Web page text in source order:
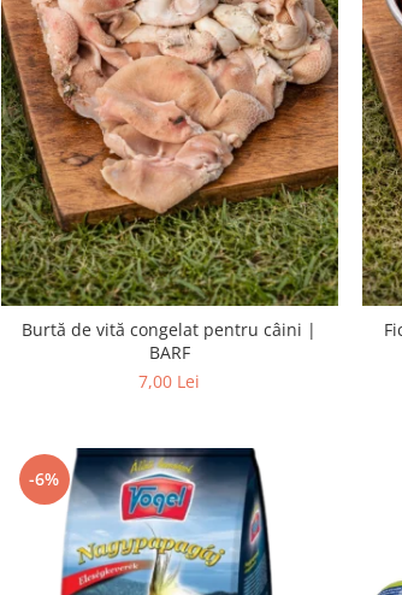
Burtă de vită congelat pentru câini |
BARF
7,00 Lei
-6%